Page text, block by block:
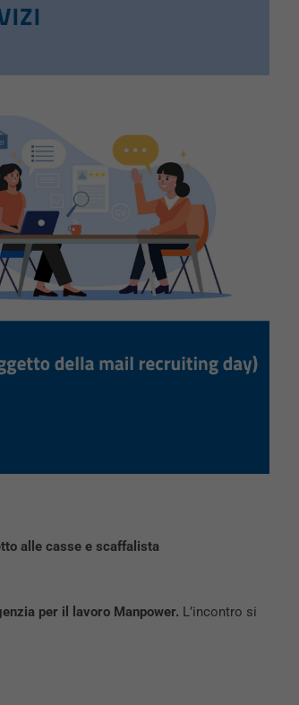
alle casse e scaffalista
per il lavoro Manpower. L’incontro si